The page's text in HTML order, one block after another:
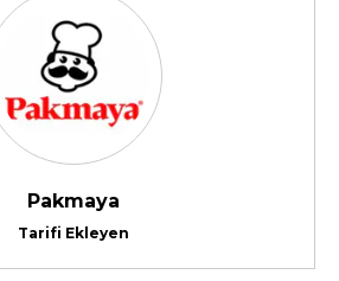
Pakmaya
Tarifi Ekleyen